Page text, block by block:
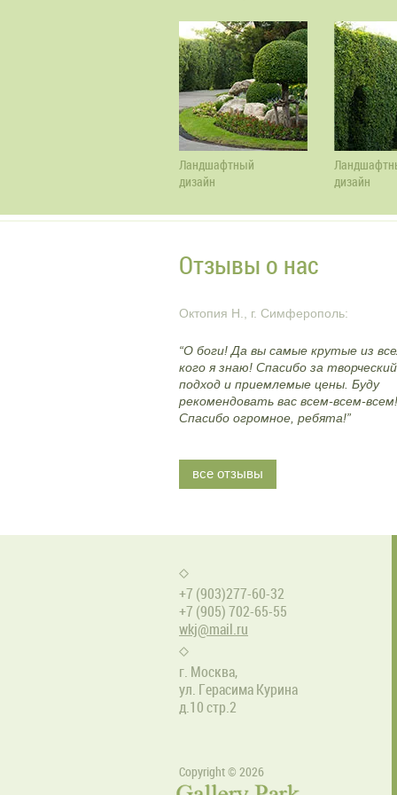
Ландшафтный
дизайн
дизайн
Отзывы о нас
Октопия Н., г. Симферополь:
“О боги! Да вы самые крутые из
кого я знаю! Спасибо за творческий
подход и приемлемые цены. Буду
рекомендовать вас всем-всем-всем!
Спасибо огромное, ребята!”
все отзывы
+7 (903)277-60-32
+7 (905) 702-65-55
wkj@mail.ru
г. Москва,
ул. Герасима Курина
д.10 стр.2
Copyright © 2026